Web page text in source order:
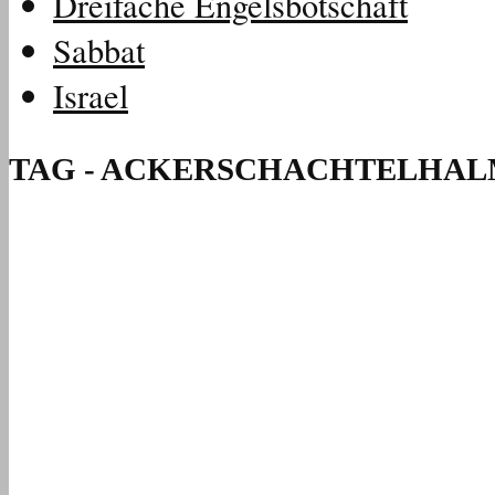
Sabbat
Israel
TAG -